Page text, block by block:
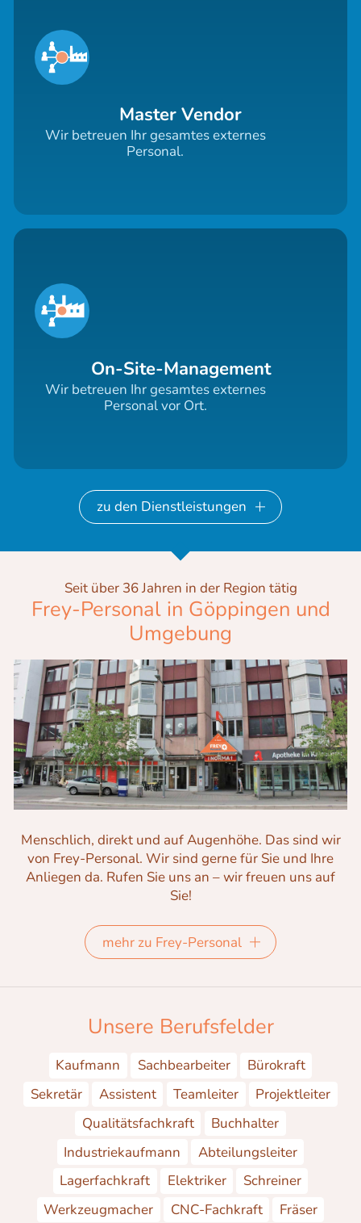
Master Vendor
Wir betreuen Ihr gesamtes externes
Personal.
On-Site-Management
Wir betreuen Ihr gesamtes externes
Personal vor Ort.
zu den Dienstleistungen
Seit über 36 Jahren in der Region tätig
Frey-Personal in Göppingen und
Umgebung
Menschlich, direkt und auf Augenhöhe. Das sind wir
von Frey-Personal. Wir sind gerne für Sie und Ihre
Anliegen da. Rufen Sie uns an – wir freuen uns auf
Sie!
mehr zu Frey-Personal
Unsere Berufsfelder
Kaufmann Sachbearbeiter
Bürokraft
Sekretär
Assistent Teamleiter
Projektleiter
Qualitätsfachkraft
Buchhalter
Industriekaufmann
Abteilungsleiter
Lagerfachkraft
Elektriker
Schreiner
Werkzeugmacher
CNC-Fachkraft
Fräser